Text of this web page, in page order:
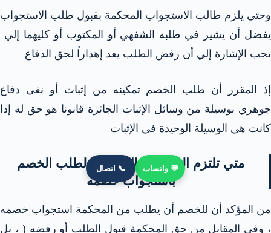
وحتي يلزم طالب الاستجواب المحكمة بقبول طلب الاستجواب
يفضل أن يشير في طلبه الشفهي أو المكتوب أو كليهما إلي
تجب الإشارة إلي أن رفض الطلب يعد إهداراً لحق الدفاع
إذ المقرر أن طلب الخصم تمكينه من إثبات أو نفى دفاع
جوهري بوسيلة من وسائل الإثبات الجائزة قانونا هو حق له إذا
كانت هي الوسيلة الوحيدة في الإثبات
متي تلتزم المحكمة بالاستجابة لطلب الخصم
باستجواب خصمه
من المؤكد أن للخصم أن يطلب من المحكمة استجواب خصمه
، وفي المقابل من حق المحكمة قبول الطلب أو رفضه ( ، بل
💬 واتساب 📞 اتصال